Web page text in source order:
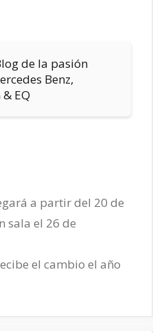
de la pasión
Benz,
EQ
a partir del 20 de
sala el 26 de
el cambio el año